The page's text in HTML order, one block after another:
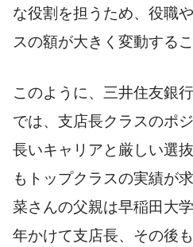
な役割を担うため、役職
スの額が大きく変動する
このように、三井住友銀
では、支店長クラスのポ
長いキャリアと厳しい選
もトップクラスの実績が
菜さんの父親は早稲田大
年かけて支店長、その後